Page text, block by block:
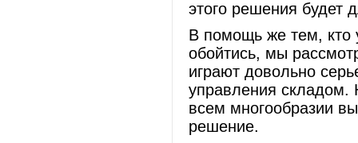
этого решения будет
В помощь же тем, кто
обойтись, мы
играют довольно
управления складом.
всем многообразии
решение.